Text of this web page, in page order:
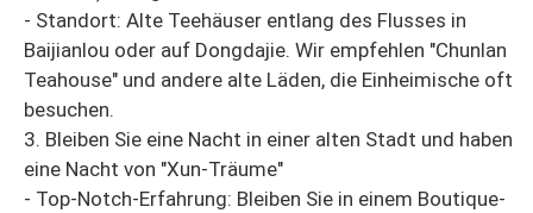
- Standort: Alte Teehäuser entlang des Flusses in
Baijianlou oder auf Dongdajie. Wir empfehlen "Chunlan
Teahouse" und andere alte Läden, die Einheimische oft
besuchen.
3. Bleiben Sie eine Nacht in einer alten Stadt und haben
eine Nacht von "Xun-Träume"
- Top-Notch-Erfahrung: Bleiben Sie in einem Boutique-